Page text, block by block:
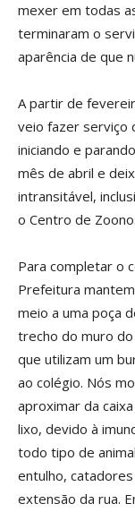
mexer em todas
terminaram o
aparência de que
A partir de
veio fazer serviço
iniciando e
mês de abril e
intransitável,
o Centro de
Para completar o
Prefeitura
meio a uma poça
trecho do muro
que utilizam um
ao colégio. Nós
aproximar da
lixo, devido à
todo tipo de
entulho,
extensão da rua.